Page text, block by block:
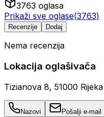
3763 oglasa
Prikaži sve oglase(3763)
Recenzije Dodaj
Nema recenzija
Lokacija oglašivača
Tizianova 8, 51000 Rijeka
Nazovi Pošalji e-mail